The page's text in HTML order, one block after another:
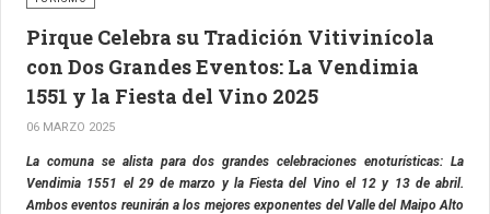
Pirque Celebra su Tradición Vitivinícola
con Dos Grandes Eventos: La Vendimia
1551 y la Fiesta del Vino 2025
06 MARZO 2025
La comuna se alista para dos grandes celebraciones enoturísticas: La
Vendimia 1551 el 29 de marzo y la Fiesta del Vino el 12 y 13 de abril.
Ambos eventos reunirán a los mejores exponentes del Valle del Maipo Alto